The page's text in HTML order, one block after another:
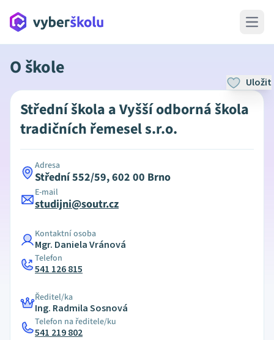
Open
O škole
Uložit
Střední škola a Vyšší odborná škola
tradičních řemesel s.r.o.
Adresa
Střední 552/59, 602 00 Brno
E-mail
studijni@soutr.cz
Kontaktní osoba
Mgr. Daniela Vránová
Telefon
541 126 815
Ředitel/ka
Ing. Radmila Sosnová
Telefon na ředitele/ku
541 219 802